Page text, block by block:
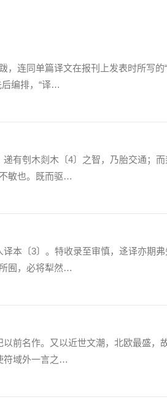
连同单篇译文在报刊上发表时所写的
后编排，“译…
有刳木剡木〔4〕之智，乃胎交通；而
敏也。既而驱…
本〔3〕。特收录至审慎，迻译亦期弗
囿，必将犁然…
前名作。又以近世文潮，北欧最盛，
符域外一言之…